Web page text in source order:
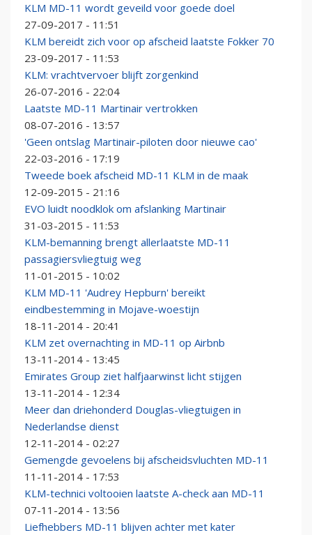
KLM MD-11 wordt geveild voor goede doel
27-09-2017 - 11:51
KLM bereidt zich voor op afscheid laatste Fokker 70
23-09-2017 - 11:53
KLM: vrachtvervoer blijft zorgenkind
26-07-2016 - 22:04
Laatste MD-11 Martinair vertrokken
08-07-2016 - 13:57
'Geen ontslag Martinair-piloten door nieuwe cao'
22-03-2016 - 17:19
Tweede boek afscheid MD-11 KLM in de maak
12-09-2015 - 21:16
EVO luidt noodklok om afslanking Martinair
31-03-2015 - 11:53
KLM-bemanning brengt allerlaatste MD-11
passagiersvliegtuig weg
11-01-2015 - 10:02
KLM MD-11 'Audrey Hepburn' bereikt
eindbestemming in Mojave-woestijn
18-11-2014 - 20:41
KLM zet overnachting in MD-11 op Airbnb
13-11-2014 - 13:45
Emirates Group ziet halfjaarwinst licht stijgen
13-11-2014 - 12:34
Meer dan driehonderd Douglas-vliegtuigen in
Nederlandse dienst
12-11-2014 - 02:27
Gemengde gevoelens bij afscheidsvluchten MD-11
11-11-2014 - 17:53
KLM-technici voltooien laatste A-check aan MD-11
07-11-2014 - 13:56
Liefhebbers MD-11 blijven achter met kater